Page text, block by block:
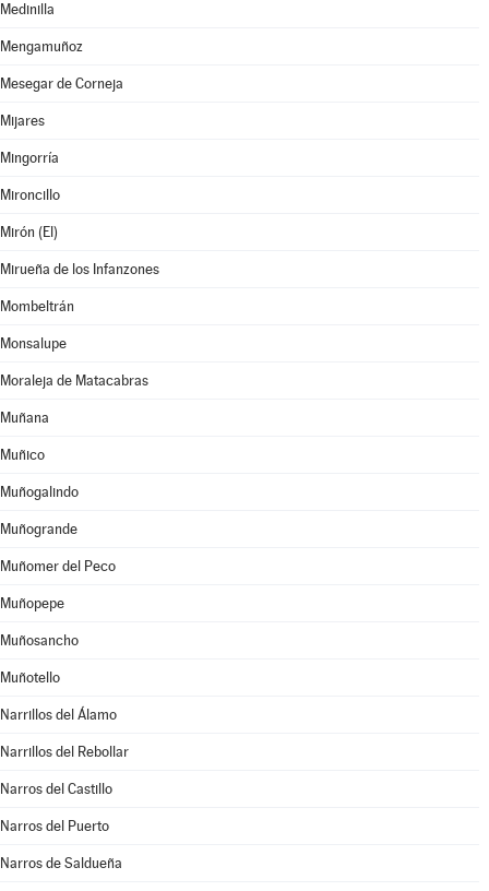
Medinilla
Mengamuñoz
Mesegar de Corneja
Mijares
Mingorría
Mironcillo
Mirón (El)
Mirueña de los Infanzones
Mombeltrán
Monsalupe
Moraleja de Matacabras
Muñana
Muñico
Muñogalindo
Muñogrande
Muñomer del Peco
Muñopepe
Muñosancho
Muñotello
Narrillos del Álamo
Narrillos del Rebollar
Narros del Castillo
Narros del Puerto
Narros de Saldueña